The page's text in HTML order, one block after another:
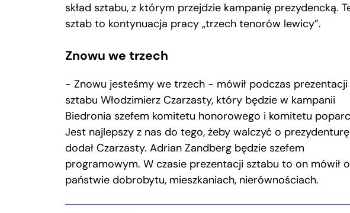
skład sztabu, z którym przejdzie kampanię prezydencką.
sztab to kontynuacja pracy „trzech tenorów lewicy”.
Znowu we trzech
− Znowu jesteśmy we trzech − mówił podczas prezentacji
sztabu Włodzimierz Czarzasty, który będzie w kampanii
Biedronia szefem komitetu honorowego i komitetu
Jest najlepszy z nas do tego, żeby walczyć o
dodał Czarzasty. Adrian Zandberg będzie szefem
programowym. W czasie prezentacji sztabu to on mówił o
państwie dobrobytu, mieszkaniach, nierównościach.